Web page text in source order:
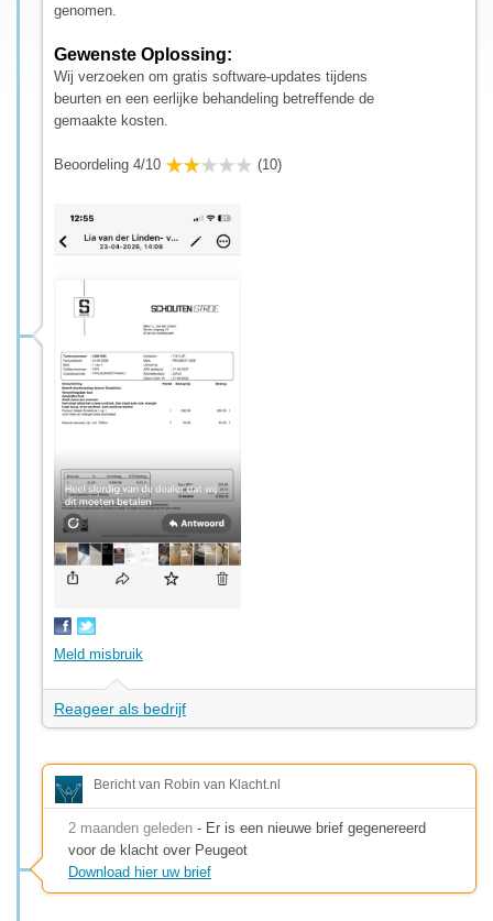
genomen.
Gewenste Oplossing:
Wij verzoeken om gratis software-updates tijdens
beurten en een eerlijke behandeling betreffende de
gemaakte kosten.
Beoordeling 4/10 (10)
Meld misbruik
Reageer als bedrijf
Bericht van Robin van Klacht.nl
2 maanden geleden - Er is een nieuwe brief gegenereerd
voor de klacht over Peugeot
Download hier uw brief